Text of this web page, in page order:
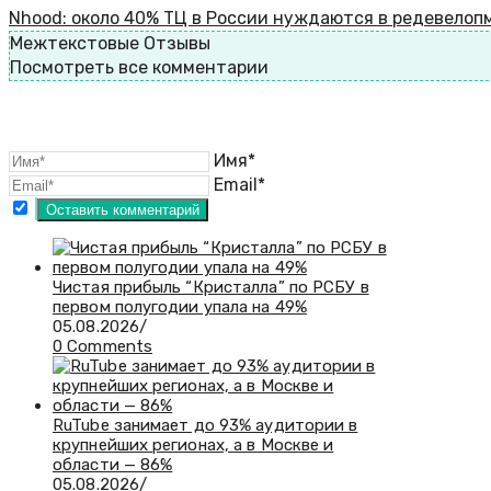
Nhood: около 40% ТЦ в России нуждаются в
Межтекстовые Отзывы
Посмотреть все комментарии
Имя*
Email*
Чистая прибыль “Кристалла” по РСБУ в
первом полугодии упала на 49%
05.08.2026/
0 Comments
RuTube занимает до 93% аудитории в
крупнейших регионах, а в Москве и
области — 86%
05.08.2026/